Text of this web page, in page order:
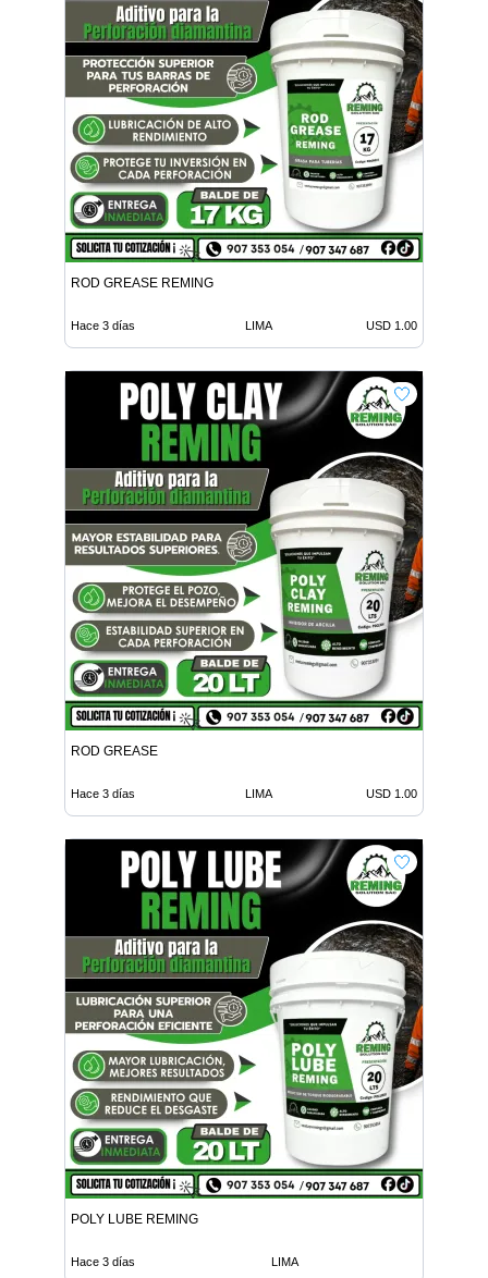
ROD GREASE REMING
Hace 3 días LIMA USD 1.00
ROD GREASE
Hace 3 días LIMA USD 1.00
POLY LUBE REMING
Hace 3 días LIMA